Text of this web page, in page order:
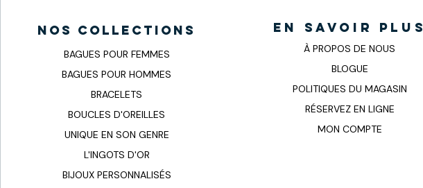
nos collections
BAGUES POUR FEMMES
BAGUES POUR HOMMES
BRACELETS
BOUCLES D'OREILLES
UNIQUE EN SON GENRE
L'INGOTS D'OR
BIJOUX PERSONNALISÉS
en savoir plus
À PROPOS DE NOUS
BLOGUE
POLITIQUES DU MAGASIN
RÉSERVEZ EN LIGNE
MON COMPTE